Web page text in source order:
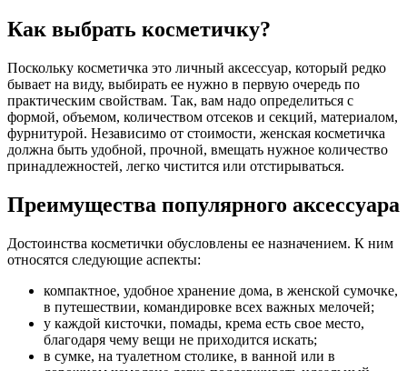
Как выбрать косметичку?
Поскольку косметичка это личный аксессуар, который редко
бывает на виду, выбирать ее нужно в первую очередь по
практическим свойствам. Так, вам надо определиться с
формой, объемом, количеством отсеков и секций, материалом,
фурнитурой. Независимо от стоимости, женская косметичка
должна быть удобной, прочной, вмещать нужное количество
принадлежностей, легко чистится или отстирываться.
Преимущества популярного аксессуара
Достоинства косметички обусловлены ее назначением. К ним
относятся следующие аспекты:
компактное, удобное хранение дома, в женской сумочке,
в путешествии, командировке всех важных мелочей;
у каждой кисточки, помады, крема есть свое место,
благодаря чему вещи не приходится искать;
в сумке, на туалетном столике, в ванной или в